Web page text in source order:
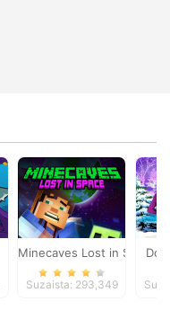
Minecaves Lost in Space
Suzaista: 293,349